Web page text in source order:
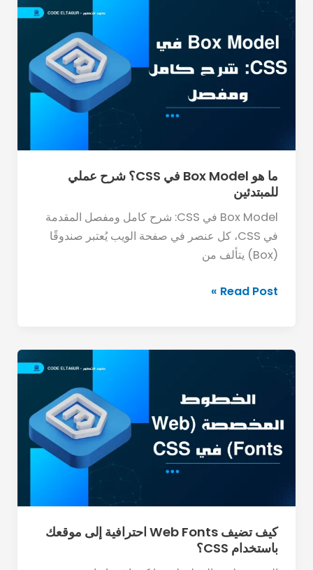
ما هو Box Model في CSS؟ شرح عملي
للمبتدئين
Box Model في CSS: شرح كامل ومفصل المقدمة
في CSS، كل عنصر في صفحة الويب يُعتبر صندوقًا
(Box) يتألف من
Box
Model
في
للمبتدئين
Read Post »
كيف تضيف Web Fonts احترافية إلى موقعك
باستخدام CSS؟
كيف
Web
Fonts
احترافية
إلى
CSS؟